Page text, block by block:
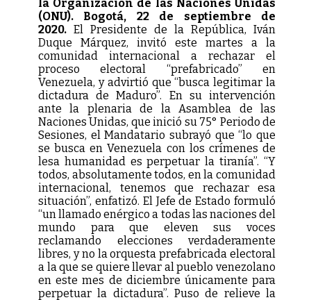
la Organización de las Naciones Unidas
(ONU). Bogotá, 22 de septiembre de
2020. El Presidente de la República, Iván
Duque Márquez, invitó este martes a la
comunidad internacional a rechazar el
proceso electoral “prefabricado” en
Venezuela, y advirtió que “busca legitimar la
dictadura de Maduro”. En su intervención
ante la plenaria de la Asamblea de las
Naciones Unidas, que inició su 75° Periodo de
Sesiones, el Mandatario subrayó que “lo que
se busca en Venezuela con los crímenes de
lesa humanidad es perpetuar la tiranía”. “Y
todos, absolutamente todos, en la comunidad
internacional, tenemos que rechazar esa
situación”, enfatizó. El Jefe de Estado formuló
“un llamado enérgico a todas las naciones del
mundo para que eleven sus voces
reclamando elecciones verdaderamente
libres, y no la orquesta prefabricada electoral
a la que se quiere llevar al pueblo venezolano
en este mes de diciembre únicamente para
perpetuar la dictadura”. Puso de relieve la